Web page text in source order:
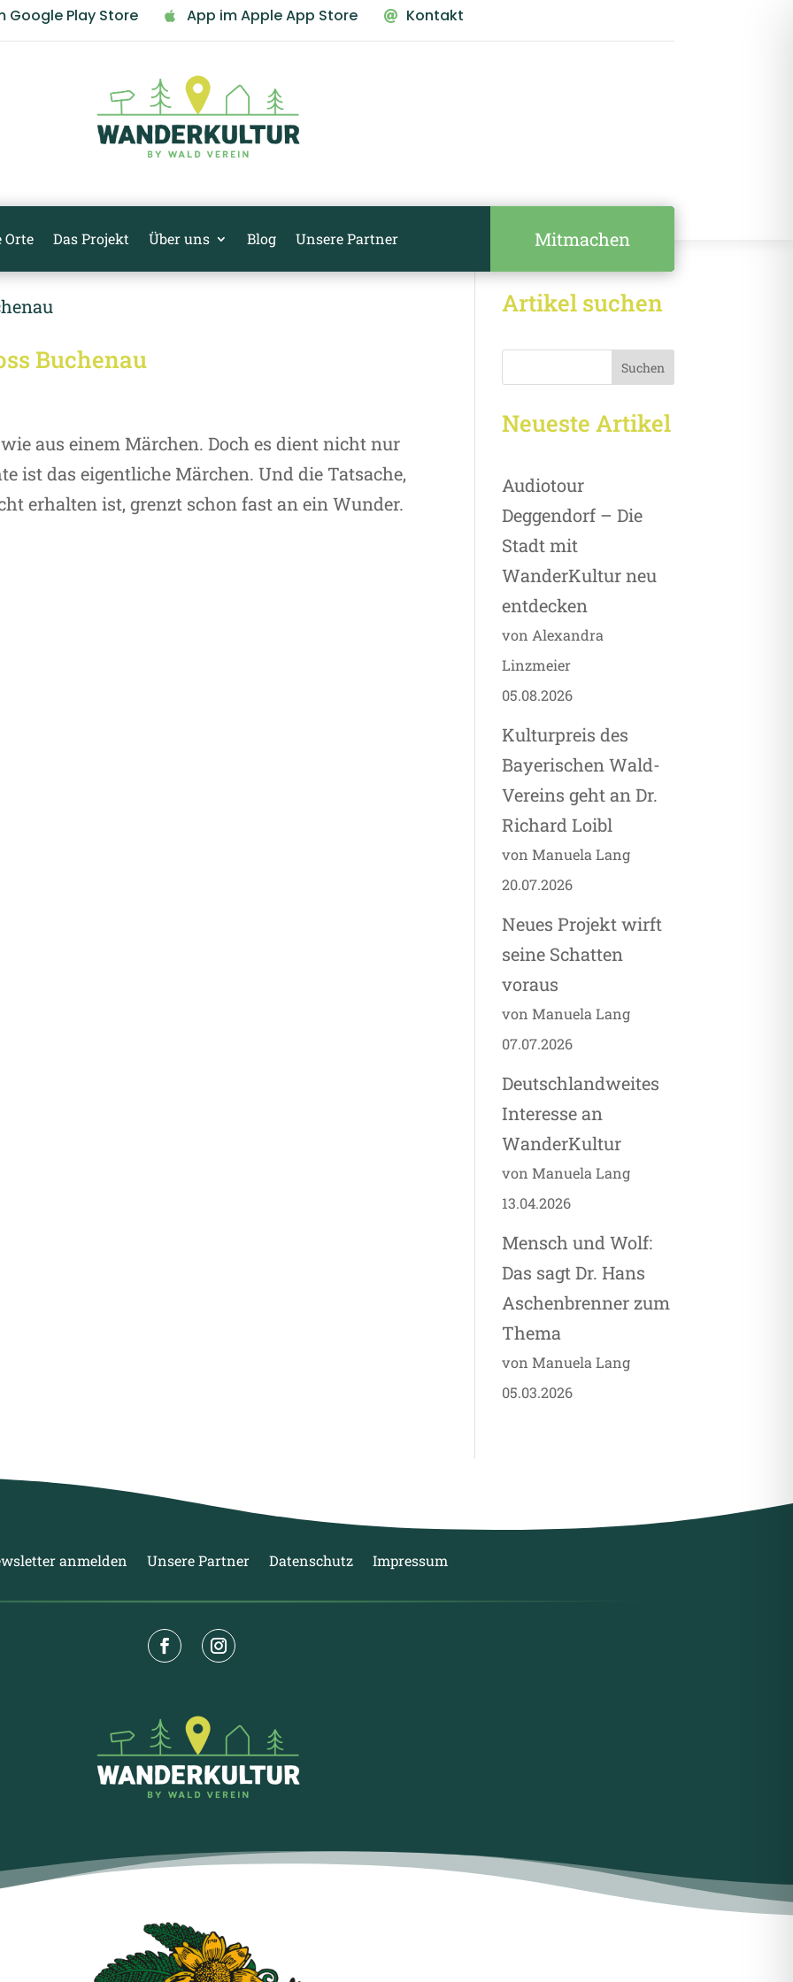
Google Play Store  App im Apple App Store  Kontakt
Orte Das Projekt Über uns Blog Unsere Partner Mitmachen
Buchenau
aus einem Märchen. Doch es dient nicht nur
ist das eigentliche Märchen. Und die Tatsache,
erhalten ist, grenzt schon fast an ein Wunder.
Artikel suchen
Suchen
Neueste Artikel
Audiotour
Deggendorf – Die
Stadt mit
WanderKultur neu
entdecken
von Alexandra
Linzmeier
05.08.2026
Kulturpreis des
Bayerischen Wald-
Vereins geht an Dr.
Richard Loibl
von Manuela Lang
20.07.2026
Neues Projekt wirft
seine Schatten
voraus
von Manuela Lang
07.07.2026
Deutschlandweites
Interesse an
WanderKultur
von Manuela Lang
13.04.2026
Mensch und Wolf:
Das sagt Dr. Hans
Aschenbrenner zum
Thema
von Manuela Lang
05.03.2026
anmelden Unsere Partner Datenschutz Impressum